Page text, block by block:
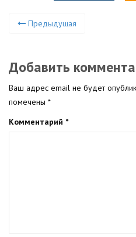
Предыдущая
Добавить
Ваш адрес email не будет
помечены *
Комментарий *